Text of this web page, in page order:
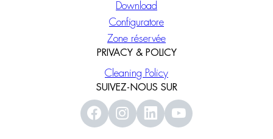
Download
Configuratore
Zone réservée
PRIVACY & POLICY
Cleaning Policy
SUIVEZ-NOUS SUR